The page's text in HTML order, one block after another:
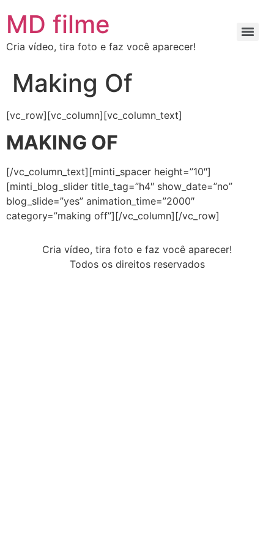
MD filme
Cria vídeo, tira foto e faz você aparecer!
Making Of
[vc_row][vc_column][vc_column_text]
MAKING OF
[/vc_column_text][minti_spacer height=”10″]
[minti_blog_slider title_tag=”h4″ show_date=”no”
blog_slide=”yes” animation_time=”2000″
category=”making off”][/vc_column][/vc_row]
Cria vídeo, tira foto e faz você aparecer!
Todos os direitos reservados